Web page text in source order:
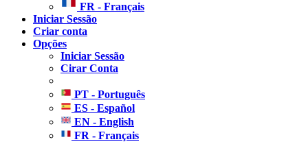
FR - Français
Iniciar Sessão
Criar conta
Opções
Iniciar Sessão
Cirar Conta
PT - Português
ES - Español
EN - English
FR - Français